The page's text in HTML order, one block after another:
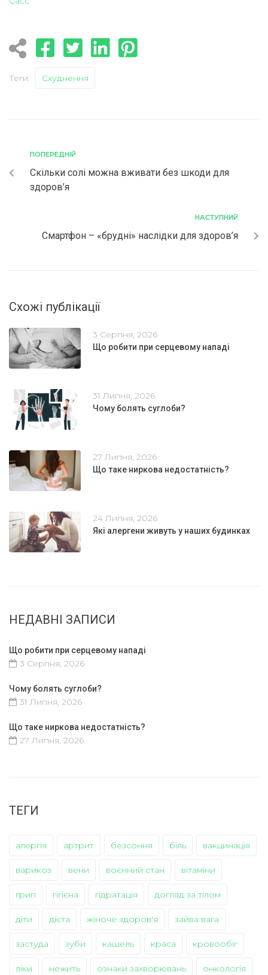
Теги: Схуднення
ПОПЕРЕДНІЙ
Скільки солі можна вживати без шкоди для
здоров’я
НАСТУПНИЙ
Смартфон – «брудні» наслідки для здоров’я
Схожі публікації
3 Серпня, 2026
Що робити при серцевому нападі
31 Липня, 2026
Чому болять суглоби?
27 Липня, 2026
Що таке ниркова недостатність?
24 Липня, 2026
Які алергени живуть у наших будинках
НЕДАВНІ ЗАПИСИ
Що робити при серцевому нападі
3 Серпня, 2026
Чому болять суглоби?
31 Липня, 2026
Що таке ниркова недостатність?
27 Липня, 2026
ТЕГИ
алергія артрит безсоння біль вакцинація
варикоз вени воєнний стан вітаміни
грип гігієна гідратація догляд за тілом
діти дієта жіноче здоров'я зайва вага
застуда зуби кашель краса кровообіг
ліки нежить ознаки захворювань онкологія